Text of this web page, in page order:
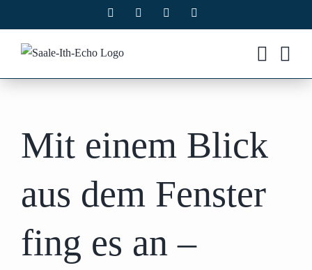
Inhalt
springen
Facebook Instagram
Mit einem Blick
aus dem Fenster
fing es an –